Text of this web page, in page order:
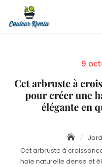
content
9
Cet arbruste à
pour créer une
élégante en
Cet arbruste à
haie naturelle dense et